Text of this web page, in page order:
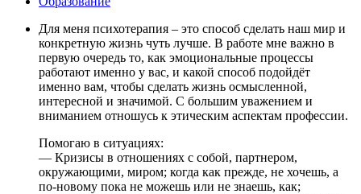
Для меня психотерапия – это способ сделать наш мир и
конкретную жизнь чуть лучше. В работе мне важно в
первую очередь то, как эмоциональные процессы
работают именно у вас, и какой способ подойдёт
именно вам, чтобы сделать жизнь осмысленной,
интересной и значимой. С большим уважением и
вниманием отношусь к этическим аспектам профессии.
Помогаю в ситуациях:
— Кризисы в отношениях с собой, партнером,
окружающими, миром; когда как прежде, не хочешь, а
по-новому пока не можешь или не знаешь, как;